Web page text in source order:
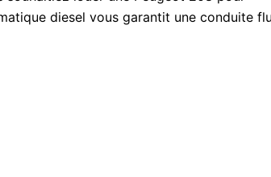
diesel vous garantit une conduite